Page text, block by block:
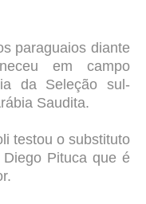
paraguaios diante
em campo
da Seleção sul-
Saudita.
testou o substituto
Pituca que é